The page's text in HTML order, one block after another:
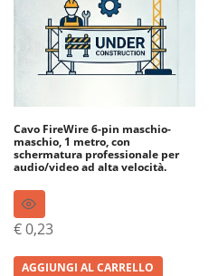
Cavo FireWire 6-pin maschio-
maschio, 1 metro, con
schermatura professionale per
audio/video ad alta velocità.
€0,23
AGGIUNGI AL CARRELLO